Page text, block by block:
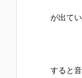
が出て
すると